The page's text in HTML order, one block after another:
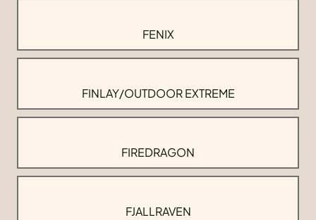
FENIX
FINLAY/OUTDOOR EXTREME
FIREDRAGON
FJALLRAVEN